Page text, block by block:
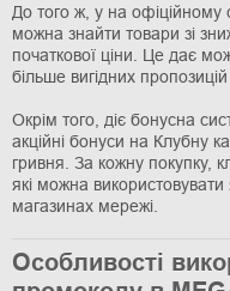
До того ж, у на офіційному
можна знайти товари зі
початкової ціни. Це дає
більше вигідних
Окрім того, діє бонусна
акційні бонуси на Клубну
гривня. За кожну покупку,
які можна використовувати
магазинах мережі.
Особливості